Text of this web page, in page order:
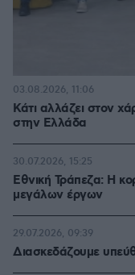
Κάτι αλλάζει στον
στην Ελλάδα
03.08.2026, 11:06
Εθνική Τράπεζα: Η
μεγάλων έργων
30.07.2026, 15:25
Διασκεδάζουμε
29.07.2026, 09:39